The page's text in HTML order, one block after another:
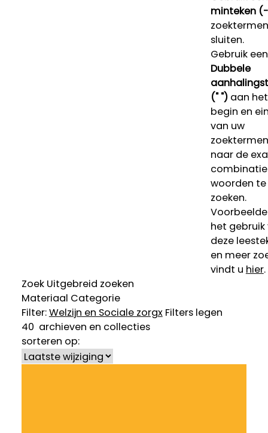
minteken
sluiten.
Gebruik een
Dubbele
(" ")aan het
begin en
van uw
naar de
woorden te
zoeken.
het gebruik
deze
en meer
vindt u hier.
Zoek Uitgebreid zoeken
Materiaal Categorie
Filter:Welzijn en Sociale zorgx Filters legen
40 archieven en collecties
sorteren op: